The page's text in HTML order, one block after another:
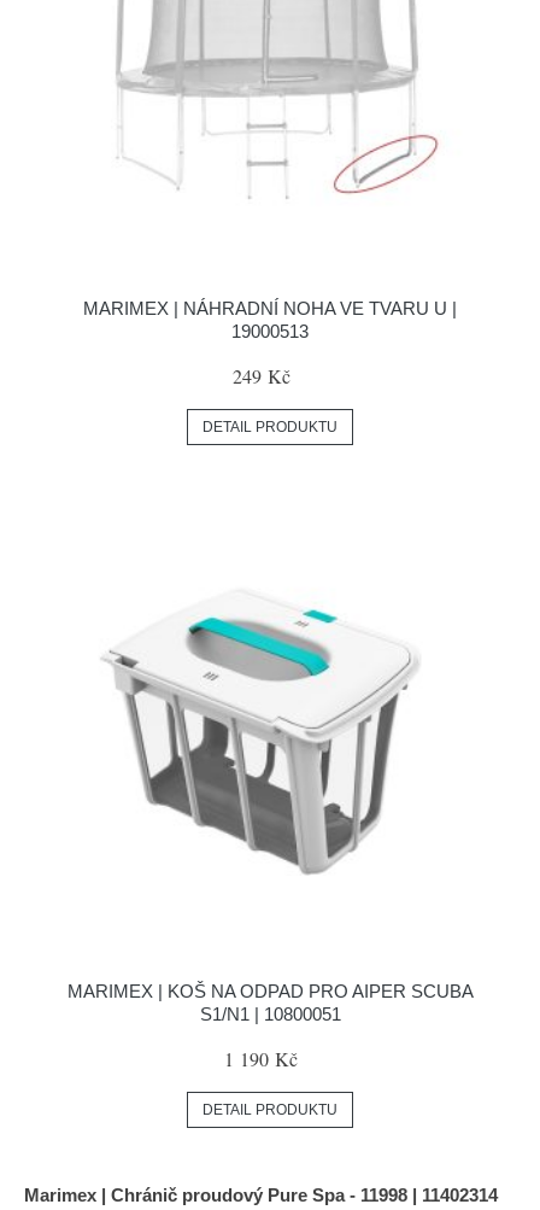
MARIMEX | NÁHRADNÍ NOHA VE TVARU U |
19000513
249 Kč
DETAIL PRODUKTU
MARIMEX | KOŠ NA ODPAD PRO AIPER SCUBA
S1/N1 | 10800051
1 190 Kč
DETAIL PRODUKTU
Marimex | Chránič proudový Pure Spa - 11998 | 11402314